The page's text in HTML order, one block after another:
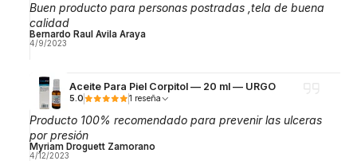
Buen producto para personas postradas ,tela de buena
calidad
Bernardo Raul Avila Araya
4/9/2023
Aceite Para Piel Corpitol — 20 ml — URGO
5.0 1 reseña
Producto 100% recomendado para prevenir las ulceras
por presión
Myriam Droguett Zamorano
4/12/2023